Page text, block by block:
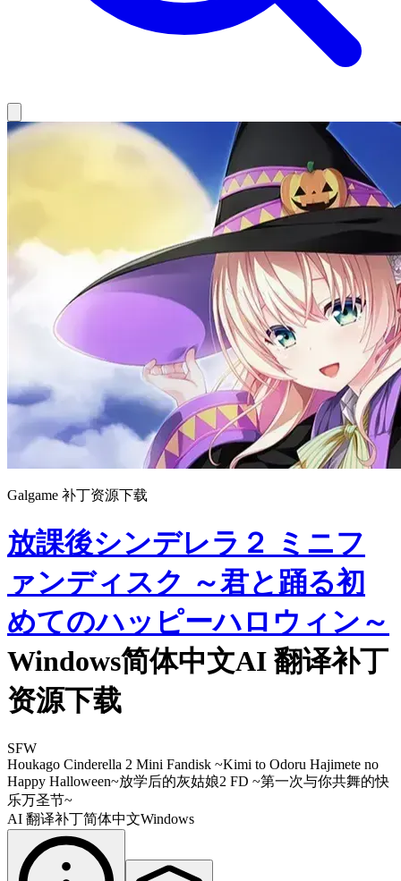
Galgame 补丁资源下载
放課後シンデレラ２ ミニフ
ァンディスク ～君と踊る初
めてのハッピーハロウィン～
Windows简体中文AI 翻译补丁
资源下载
SFW
Houkago Cinderella 2 Mini Fandisk ~Kimi to Odoru Hajimete no
Happy Halloween~放学后的灰姑娘2 FD ~第一次与你共舞的快
乐万圣节~
AI 翻译补丁简体中文Windows